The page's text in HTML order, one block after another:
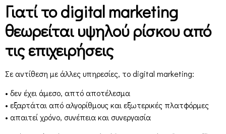
Γιατί το digital marketing
θεωρείται υψηλού ρίσκου από
τις επιχειρήσεις
Σε αντίθεση με άλλες υπηρεσίες, το digital marketing:
• δεν έχει άμεσο, απτό αποτέλεσμα
• εξαρτάται από αλγορίθμους και εξωτερικές πλατφόρμες
• απαιτεί χρόνο, συνέπεια και συνεργασία